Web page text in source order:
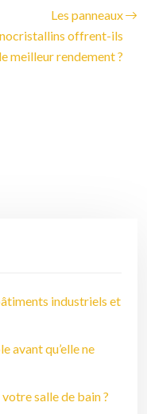
Les panneaux
offrent-ils
le meilleur rendement ?
industriels et
avant qu’elle ne
salle de bain ?